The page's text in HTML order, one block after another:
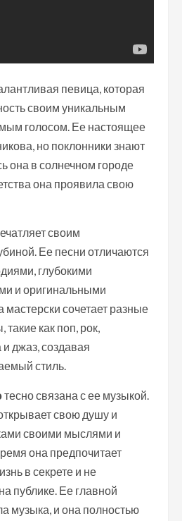
певица, которая
своим уникальным
голосом. Ее настоящее
но поклонники знают
она в солнечном городе
она проявила свою
своим
Ее песни отличаются
глубокими
и оригинальными
сочетает разные
как поп, рок,
джаз, создавая
стиль.
тесно связана с ее музыкой.
свою душу и
своими мыслями и
она предпочитает
в секрете и не
публике. Ее главной
музыка, и она полностью